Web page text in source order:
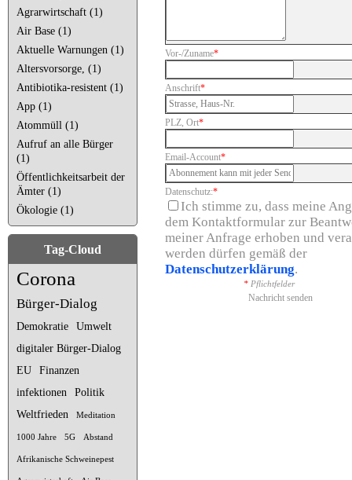
Agrarwirtschaft (1)
Air Base (1)
Aktuelle Warnungen (1)
Altersvorsorge, (1)
Antibiotika-resistent (1)
App (1)
Atommüll (1)
Aufruf an alle Bürger
(1)
Öffentlichkeitsarbeit der
Ämter (1)
Ökologie (1)
Tag-Cloud
Corona
Bürger-Dialog
Demokratie
Umwelt
digitaler Bürger-Dialog
EU
Finanzen
infektionen
Politik
Weltfrieden
Meditation
1000 Jahre 5G Abstand
Afrikanische Schweinepest
Vor-/Zuname*
Anschrift*
PLZ, Ort*
Email-Account*
Datenschutz:*
Ich stimme zu, dass meine
dem Kontaktformular zur
meiner Anfrage erhoben und
werden dürfen gemäß der
Datenschutzerklärung.
* Pflichtfelder
Nachricht senden